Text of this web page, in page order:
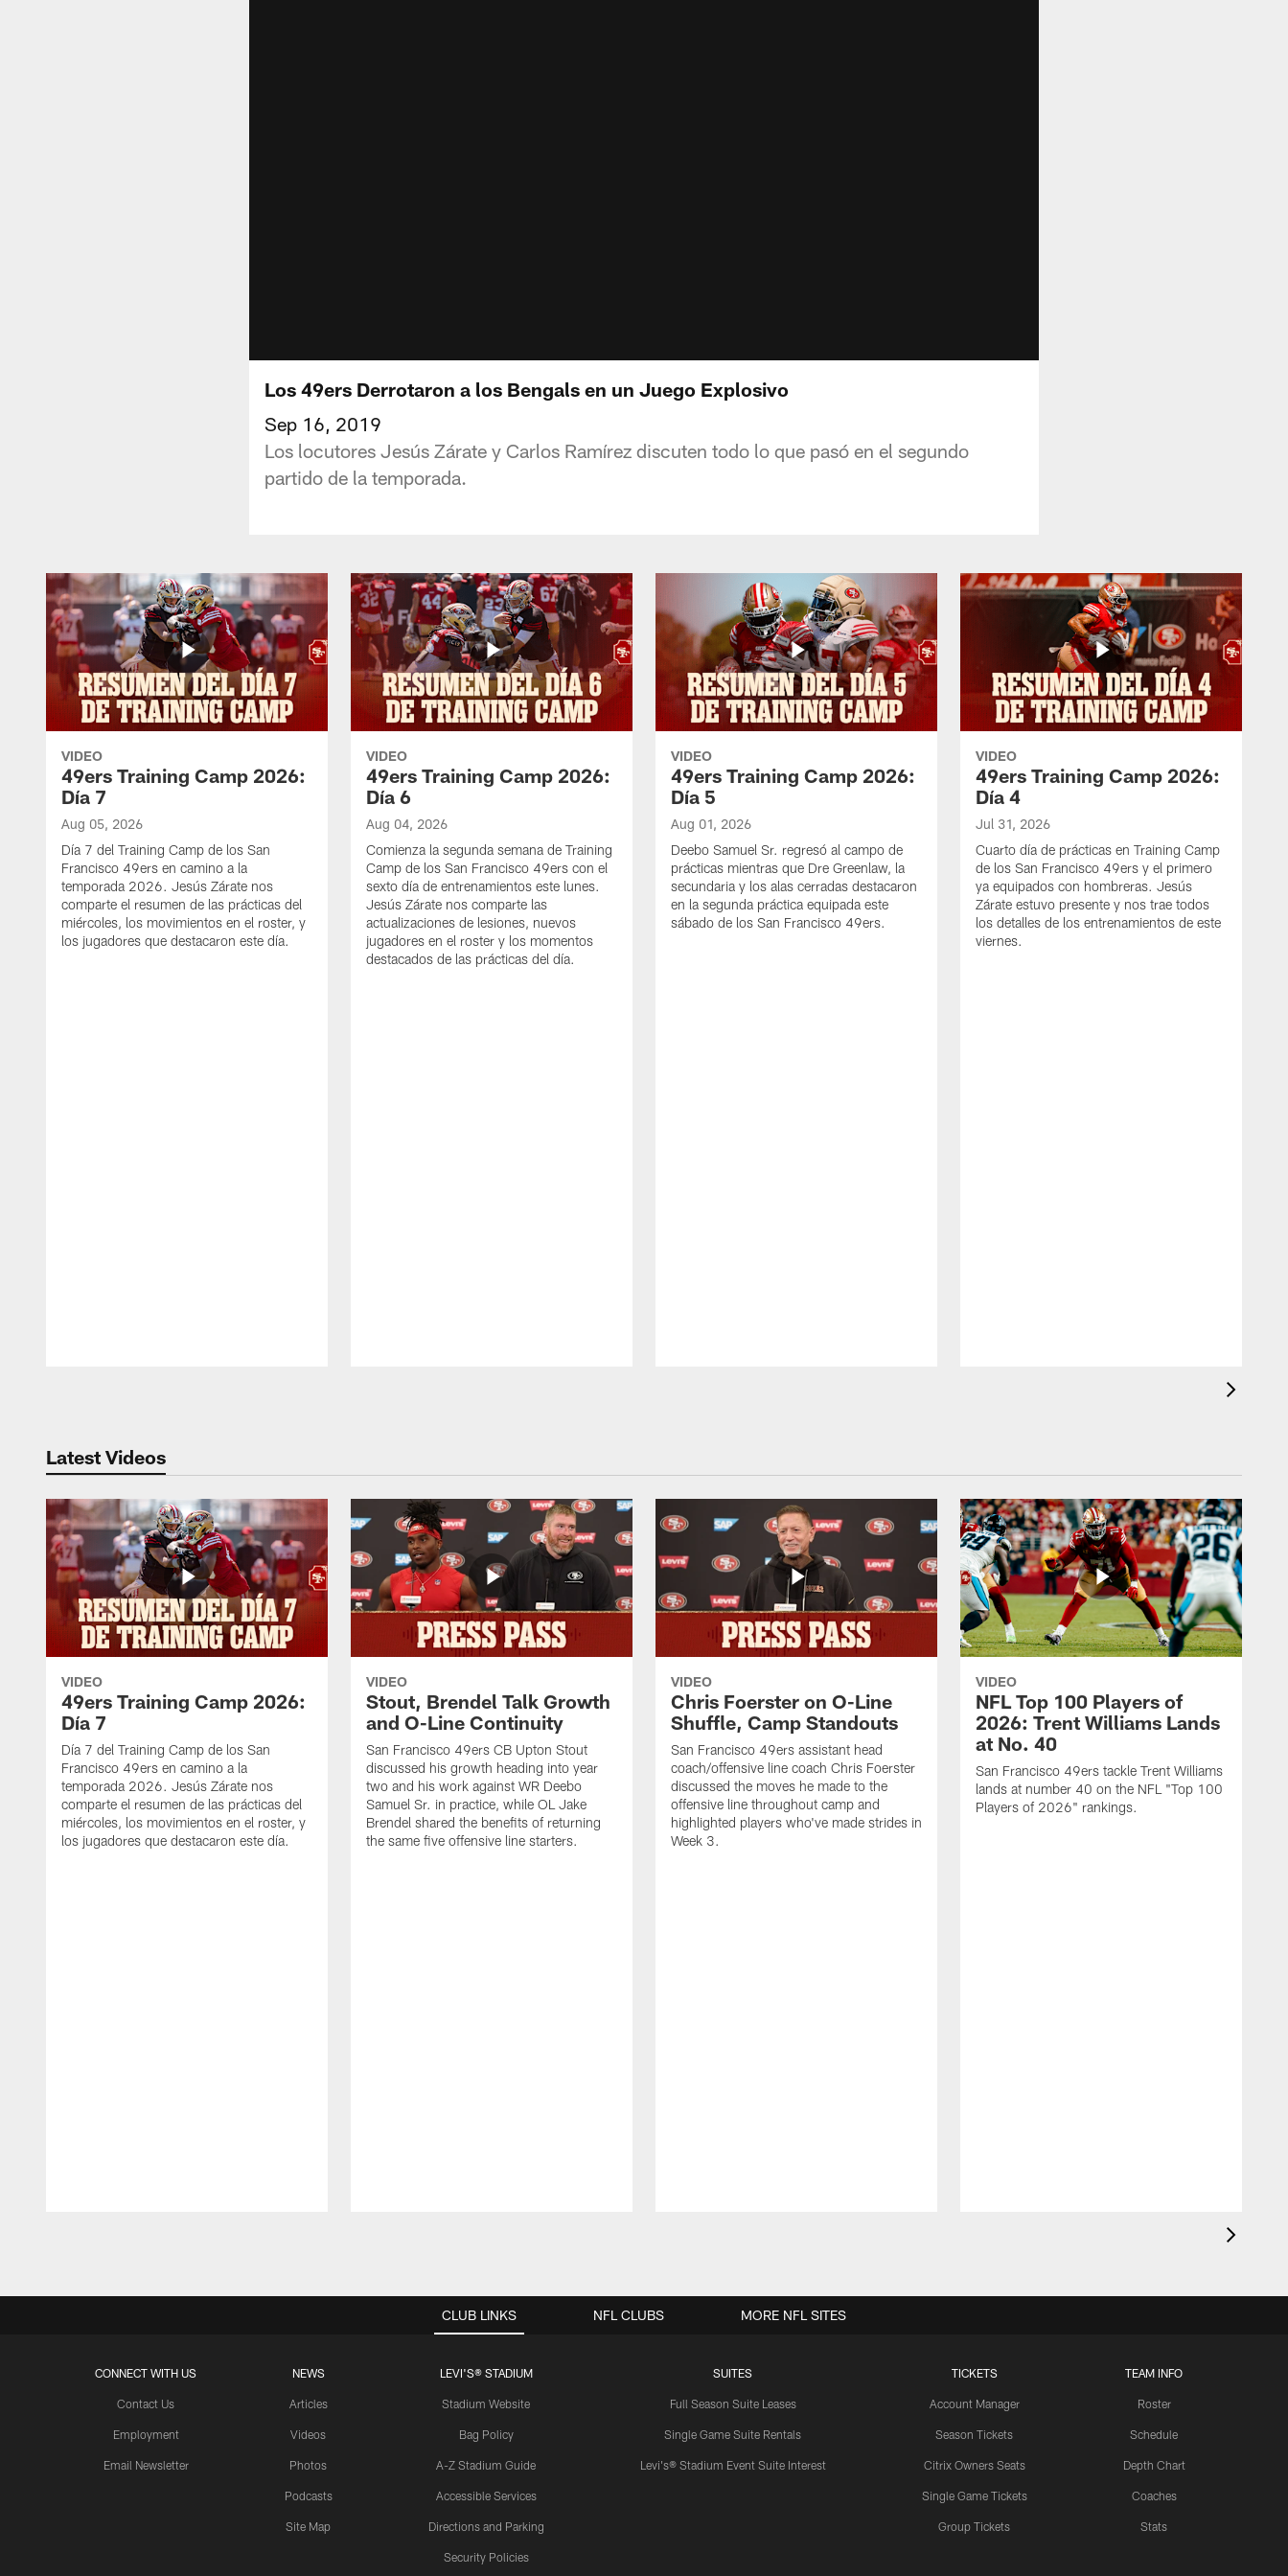
Los 49ers Derrotaron a los Bengals en un Juego Explosivo
Sep 16, 2019
Los locutores Jesús Zárate y Carlos Ramírez discuten todo lo que pasó en el segundo
partido de la temporada.
VIDEO
49ers Training Camp 2026:
Día 7
Aug 05, 2026
Día 7 del Training Camp de los San
Francisco 49ers en camino a la
temporada 2026. Jesús Zárate nos
comparte el resumen de las prácticas del
miércoles, los movimientos en el roster, y
los jugadores que destacaron este día.
VIDEO
49ers Training Camp 2026:
Día 6
Aug 04, 2026
Comienza la segunda semana de Training
Camp de los San Francisco 49ers con el
sexto día de entrenamientos este lunes.
Jesús Zárate nos comparte las
actualizaciones de lesiones, nuevos
jugadores en el roster y los momentos
destacados de las prácticas del día.
VIDEO
49ers Training Camp 2026:
Día 5
Aug 01, 2026
Deebo Samuel Sr. regresó al campo de
prácticas mientras que Dre Greenlaw, la
secundaria y los alas cerradas destacaron
en la segunda práctica equipada este
sábado de los San Francisco 49ers.
VIDEO
49ers Training Camp 2026:
Día 4
Jul 31, 2026
Cuarto día de prácticas en Training Camp
de los San Francisco 49ers y el primero
ya equipados con hombreras. Jesús
Zárate estuvo presente y nos trae todos
los detalles de los entrenamientos de este
viernes.
Latest Videos
VIDEO
49ers Training Camp 2026:
Día 7
Día 7 del Training Camp de los San
Francisco 49ers en camino a la
temporada 2026. Jesús Zárate nos
comparte el resumen de las prácticas del
miércoles, los movimientos en el roster, y
los jugadores que destacaron este día.
VIDEO
Stout, Brendel Talk Growth
and O-Line Continuity
San Francisco 49ers CB Upton Stout
discussed his growth heading into year
two and his work against WR Deebo
Samuel Sr. in practice, while OL Jake
Brendel shared the benefits of returning
the same five offensive line starters.
VIDEO
Chris Foerster on O-Line
Shuffle, Camp Standouts
San Francisco 49ers assistant head
coach/offensive line coach Chris Foerster
discussed the moves he made to the
offensive line throughout camp and
highlighted players who've made strides in
Week 3.
VIDEO
NFL Top 100 Players of
2026: Trent Williams Lands
at No. 40
San Francisco 49ers tackle Trent Williams
lands at number 40 on the NFL "Top 100
Players of 2026" rankings.
CLUB LINKS
CONNECT WITH US
Contact Us
Employment
Email Newsletter
NEWS
Articles
Videos
Photos
Podcasts
Site Map
LEVI'S® STADIUM
Stadium Website
Bag Policy
A-Z Stadium Guide
Accessible Services
Directions and Parking
Security Policies
SUITES
Full Season Suite Leases
Single Game Suite Rentals
Levi's® Stadium Event Suite Interest
TICKETS
Account Manager
Season Tickets
Citrix Owners Seats
Single Game Tickets
Group Tickets
TEAM INFO
Roster
Schedule
Depth Chart
Coaches
Stats
NFL CLUBS MORE NFL SITES